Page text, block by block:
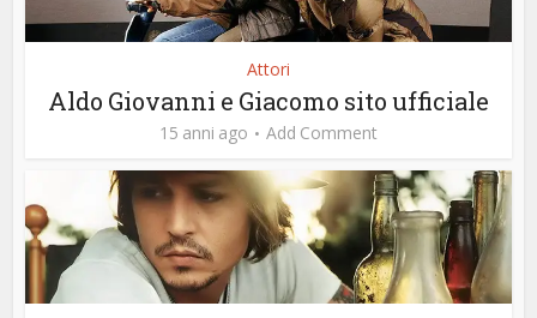
Attori
Aldo Giovanni e Giacomo sito ufficiale
15 anni ago Add Comment